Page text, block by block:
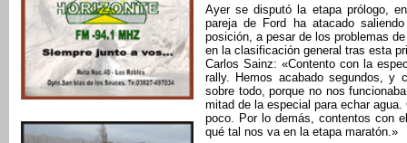
Ayer se disputó la etapa prólogo,
pareja de Ford ha atacado
posición, a pesar de los problemas
en la clasificación general tras esta
Carlos Sainz: «Contento con la
rally. Hemos acabado segundos, y
sobre todo, porque no nos
mitad de la especial para echar
poco. Por lo demás, contentos con
qué tal nos va en la etapa maratón.»